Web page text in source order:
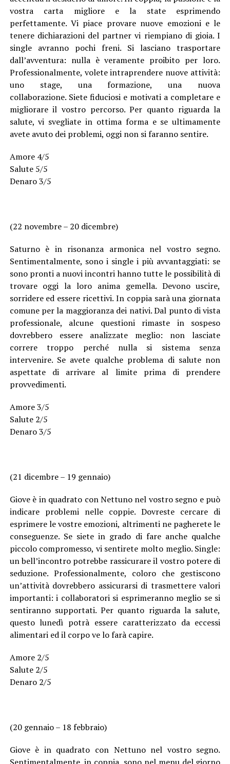
vostra carta migliore e la state esprimendo
perfettamente. Vi piace provare nuove emozioni e le
tenere dichiarazioni del partner vi riempiano di gioia. I
single avranno pochi freni. Si lasciano trasportare
dall’avventura: nulla è veramente proibito per loro.
Professionalmente, volete intraprendere nuove attività:
uno stage, una formazione, una nuova
collaborazione. Siete fiduciosi e motivati a completare e
migliorare il vostro percorso. Per quanto riguarda la
salute, vi svegliate in ottima forma e se ultimamente
avete avuto dei problemi, oggi non si faranno sentire.
Amore 4/5
Salute 5/5
Denaro 3/5
(22 novembre – 20 dicembre)
Saturno è in risonanza armonica nel vostro segno.
Sentimentalmente, sono i single i più avvantaggiati: se
sono pronti a nuovi incontri hanno tutte le possibilità di
trovare oggi la loro anima gemella. Devono uscire,
sorridere ed essere ricettivi. In coppia sarà una giornata
comune per la maggioranza dei nativi. Dal punto di vista
professionale, alcune questioni rimaste in sospeso
dovrebbero essere analizzate meglio: non lasciate
correre troppo perché nulla si sistema senza
intervenire. Se avete qualche problema di salute non
aspettate di arrivare al limite prima di prendere
provvedimenti.
Amore 3/5
Salute 2/5
Denaro 3/5
(21 dicembre – 19 gennaio)
Giove è in quadrato con Nettuno nel vostro segno e può
indicare problemi nelle coppie. Dovreste cercare di
esprimere le vostre emozioni, altrimenti ne pagherete le
conseguenze. Se siete in grado di fare anche qualche
piccolo compromesso, vi sentirete molto meglio. Single:
un bell’incontro potrebbe rassicurare il vostro potere di
seduzione. Professionalmente, coloro che gestiscono
un’attività dovrebbero assicurarsi di trasmettere valori
importanti: i collaboratori si esprimeranno meglio se si
sentiranno supportati. Per quanto riguarda la salute,
questo lunedì potrà essere caratterizzato da eccessi
alimentari ed il corpo ve lo farà capire.
Amore 2/5
Salute 2/5
Denaro 2/5
(20 gennaio – 18 febbraio)
Giove è in quadrato con Nettuno nel vostro segno.